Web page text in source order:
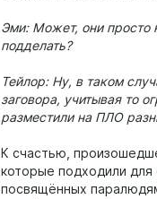
Эми: Может, они просто
подделать?
Тейлор: Ну, в таком
заговора, учитывая то
разместили на ПЛО
К счастью,
которые подходили для
посвящённых